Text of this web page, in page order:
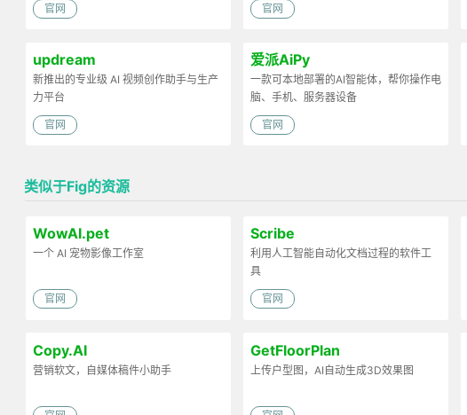
官网 官网
updream
新推出的专业级 AI 视频创作助手与生产
力平台
官网
爱派AiPy
一款可本地部署的AI智能体，帮你操作电
脑、手机、服务器设备
官网
类似于Fig的资源
WowAI.pet
一个 AI 宠物影像工作室
官网
Scribe
利用人工智能自动化文档过程的软件工
具
官网
Copy.AI
营销软文，自媒体稿件小助手
GetFloorPlan
上传户型图，AI自动生成3D效果图